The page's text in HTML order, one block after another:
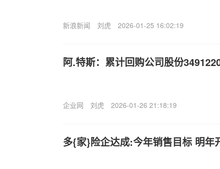
新浪新闻 刘虎 2026-01-25 16:02:19
阿.特斯：累计回购公司股份
企业网 刘虎 2026-01-26 21:18:19
多{家}险企达成:今年销售目标 明年